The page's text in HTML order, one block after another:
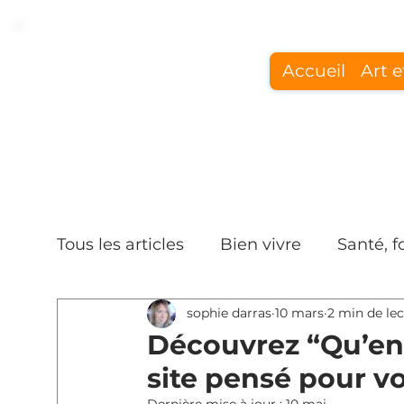
Accueil Art
Tous les articles Bien vivre Santé,
Découvrez
site pensé pour
sophie darras 10 mars 2 min de